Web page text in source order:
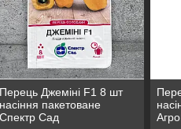
Перець Джеміні F1 8 шт
насіння пакетоване
Спектр Сад